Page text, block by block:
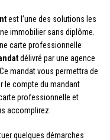
est l’une des solutions les
immobilier sans diplôme.
carte professionnelle
délivré par une agence
mandat vous permettra de
le compte du mandant
professionnelle et
accomplirez.
quelques démarches